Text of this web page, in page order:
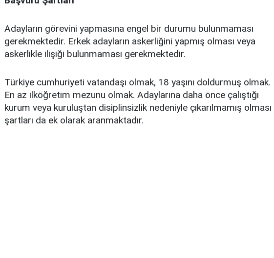
Adayların görevini yapmasına engel bir durumu bulunmaması
gerekmektedir. Erkek adayların askerliğini yapmış olması veya
askerlikle ilişiği bulunmaması gerekmektedir.
Türkiye cumhuriyeti vatandaşı olmak, 18 yaşını doldurmuş olmak.
En az ilköğretim mezunu olmak. Adaylarına daha önce çalıştığı
kurum veya kuruluştan disiplinsizlik nedeniyle çıkarılmamış olması
şartları da ek olarak aranmaktadır.